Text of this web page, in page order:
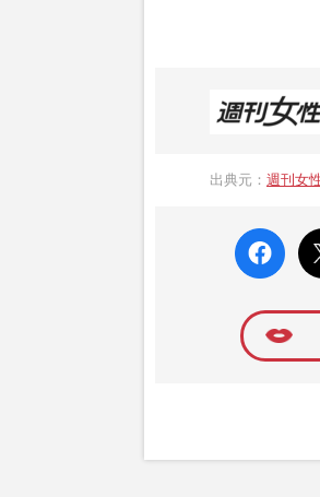
母”が抱える400
出典元： 週刊女
faceboo
k いい
ね
X
ト